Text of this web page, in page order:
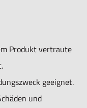
Produkt vertraute
geeignet.
und